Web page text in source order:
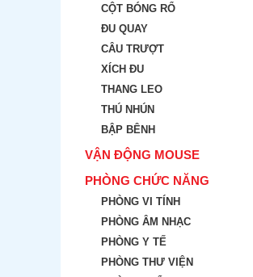
CỘT BÓNG RỔ
ĐU QUAY
CÂU TRƯỢT
XÍCH ĐU
THANG LEO
THÚ NHÚN
BẬP BÊNH
VẬN ĐỘNG MOUSE
PHÒNG CHỨC NĂNG
PHÒNG VI TÍNH
PHÒNG ÂM NHẠC
PHÒNG Y TẾ
PHÒNG THƯ VIỆN